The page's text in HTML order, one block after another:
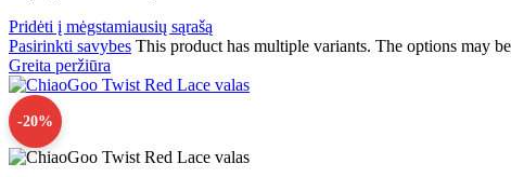
Pridėti į mėgstamiausių sąrašą
Pasirinkti savybes This product has multiple variants. The options may
Greita peržiūra
-20%